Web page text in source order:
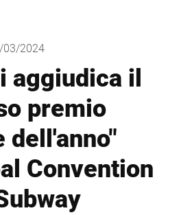
03/2024
aggiudica il
premio
dell'anno"
Convention